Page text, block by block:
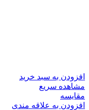
افزودن به سبد خرید
مشاهده سریع
مقایسه
افزودن به علاقه مندی